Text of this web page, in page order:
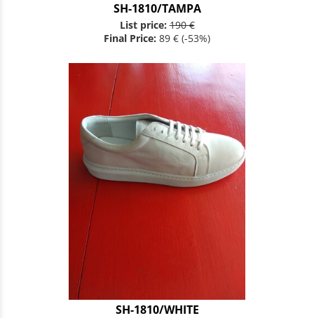
SH-1810/TAMPA
List price: 190 €
Final Price: 89 € (-53%)
SH-1810/WHITE